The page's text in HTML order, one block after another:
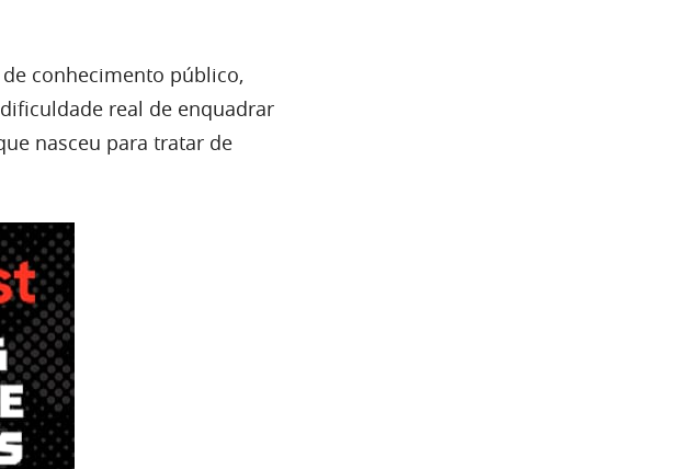
conhecimento público,
real de enquadrar
nasceu para tratar de